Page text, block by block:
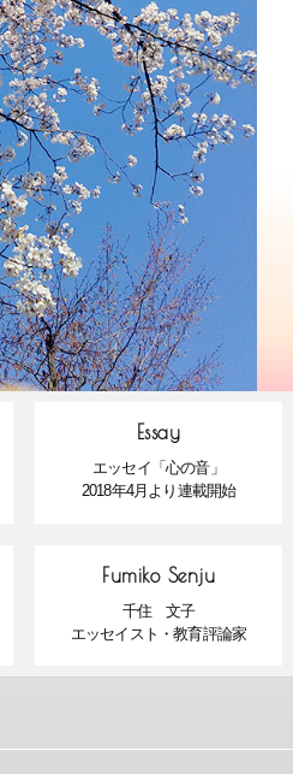
Essay
エッセイ「心の音」
2018年4月より連載開始
Fumiko Senju
千住 文子
エッセイスト・教育評論家